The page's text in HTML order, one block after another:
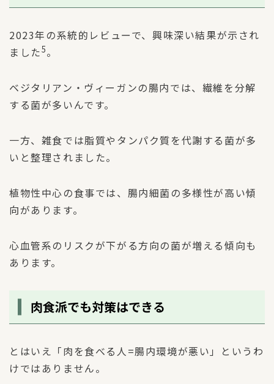
2023年の系統的レビューで、興味深い結果が示され
ました5。
ベジタリアン・ヴィーガンの腸内では、繊維を分解
する菌が多いんです。
一方、雑食では脂質やタンパク質を代謝する菌が多
いと整理されました。
植物性中心の食事では、腸内細菌の多様性が高い傾
向があります。
心血管系のリスクが下がる方向の菌が増える傾向も
あります。
肉食派でも対策はできる
とはいえ「肉を食べる人=腸内環境が悪い」というわ
けではありません。